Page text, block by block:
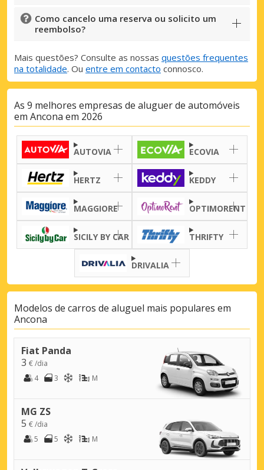
Como cancelo uma reserva ou solicito um
reembolso?
Mais questões? Consulte as nossas questões frequentes
na totalidade. Ou entre em contacto connosco.
As 9 melhores empresas de aluguer de automóveis
em Ancona em 2026
AUTOVIA ECOVIA
HERTZ KEDDY
MAGGIORE OPTIMORENT
SICILY BY CAR THRIFTY
DRIVALIA
Modelos de carros de aluguel mais populares em
Ancona
Fiat Panda
3 € /dia
4
3 M
MG ZS
5 € /dia
5
5 M